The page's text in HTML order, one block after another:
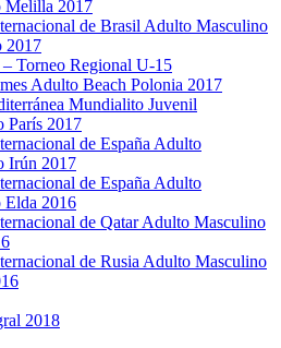
Melilla 2017
de Brasil Adulto Masculino
2017
Torneo Regional U-15
Adulto Beach Polonia 2017
Mundialito Juvenil
París 2017
de España Adulto
Irún 2017
de España Adulto
Elda 2016
de Qatar Adulto Masculino
de Rusia Adulto Masculino
2018